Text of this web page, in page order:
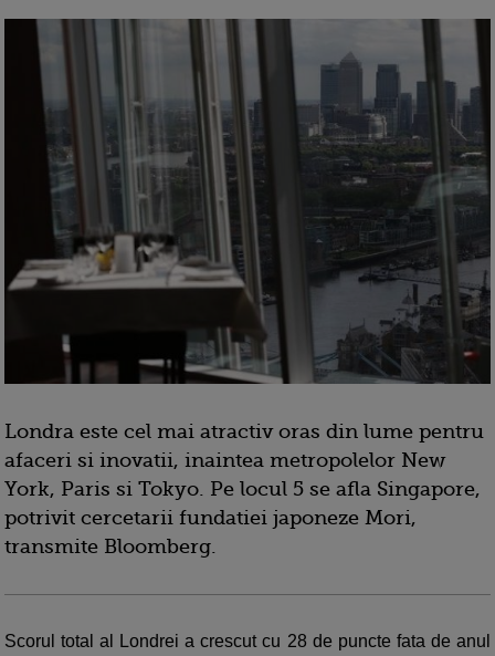
Londra este cel mai atractiv oras din lume pentru
afaceri si inovatii, inaintea metropolelor New
York, Paris si Tokyo. Pe locul 5 se afla Singapore,
potrivit cercetarii fundatiei japoneze Mori,
transmite Bloomberg.
Scorul total al Londrei a crescut cu 28 de puncte fata de anul